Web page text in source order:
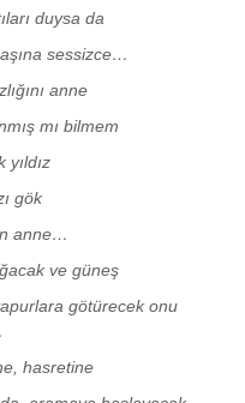
duysa da
sessizce…
anne
mı bilmem
yıldız
gök
anne…
ve güneş
götürecek onu
hasretine